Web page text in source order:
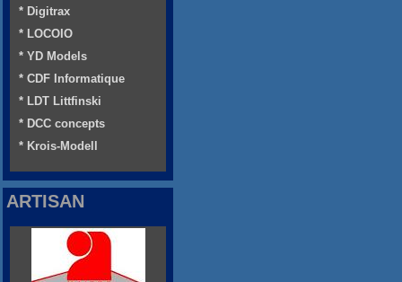
* Digitrax
* LOCOIO
* YD Models
* CDF Informatique
* LDT Littfinski
* DCC concepts
* Krois-Modell
ARTISAN